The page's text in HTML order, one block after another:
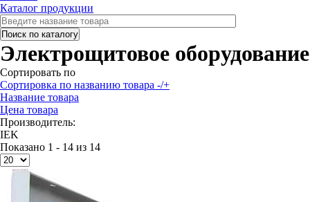
Каталог продукции
Электрощитовое оборудование
Сортировать по
Сортировка по названию товара -/+
Название товара
Цена товара
Производитель:
IEK
Показано 1 - 14 из 14